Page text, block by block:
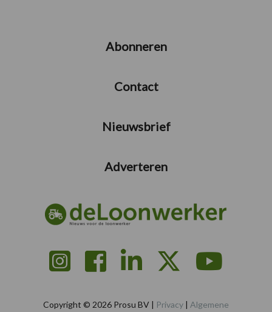
Abonneren
Contact
Nieuwsbrief
Adverteren
Copyright © 2026 Prosu BV | Privacy | Algemene